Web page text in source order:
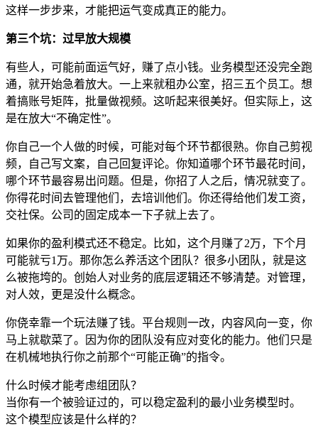
这样一步步来，才能把运气变成真正的能力。
第三个坑：过早放大规模
有些人，可能前面运气好，赚了点小钱。业务模型还没完全跑
通，就开始急着放大。一上来就租办公室，招三五个员工。想
着搞账号矩阵，批量做视频。这听起来很美好。但实际上，这
是在放大“不确定性”。
你自己一个人做的时候，可能对每个环节都很熟。你自己剪视
频，自己写文案，自己回复评论。你知道哪个环节最花时间，
哪个环节最容易出问题。但是，你招了人之后，情况就变了。
你得花时间去管理他们，去培训他们。你还得给他们发工资，
交社保。公司的固定成本一下子就上去了。
如果你的盈利模式还不稳定。比如，这个月赚了2万，下个月
可能就亏1万。那你怎么养活这个团队？很多小团队，就是这
么被拖垮的。创始人对业务的底层逻辑还不够清楚。对管理，
对人效，更是没什么概念。
你侥幸靠一个玩法赚了钱。平台规则一改，内容风向一变，你
马上就歇菜了。因为你的团队没有应对变化的能力。他们只是
在机械地执行你之前那个“可能正确”的指令。
什么时候才能考虑组团队？
当你有一个被验证过的，可以稳定盈利的最小业务模型时。
这个模型应该是什么样的？